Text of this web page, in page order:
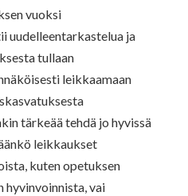
vuoksi
uudelleentarkastelua ja
tullaan
leikkaamaan
tärkeää tehdä jo hyvissä
leikkaukset
kuten opetuksen
hyvinvoinnista, vai